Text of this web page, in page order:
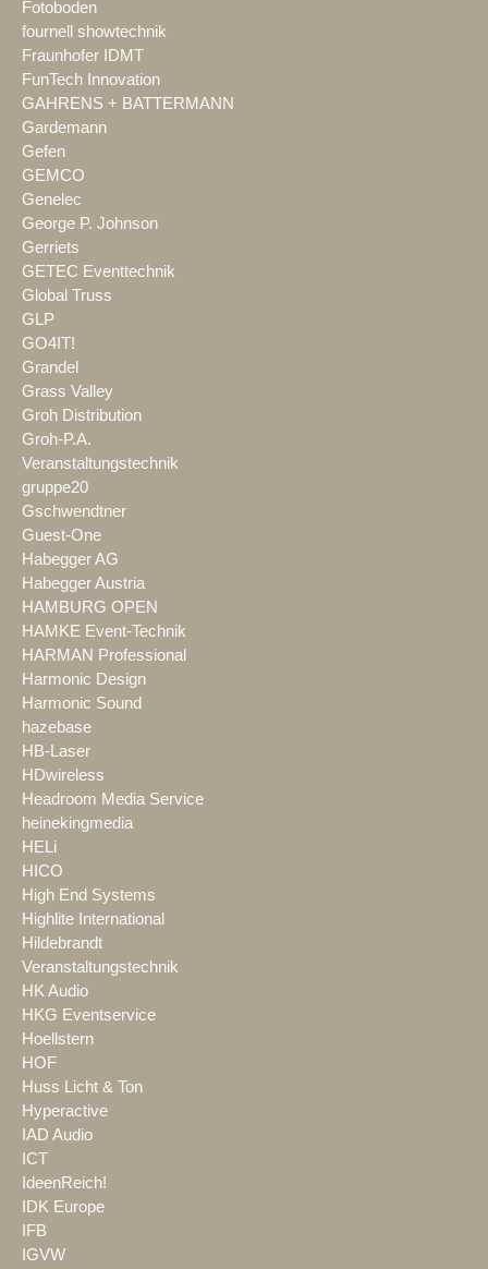
Fotoboden
fournell showtechnik
Fraunhofer IDMT
FunTech Innovation
GAHRENS + BATTERMANN
Gardemann
Gefen
GEMCO
Genelec
George P. Johnson
Gerriets
GETEC Eventtechnik
Global Truss
GLP
GO4IT!
Grandel
Grass Valley
Groh Distribution
Groh-P.A.
Veranstaltungstechnik
gruppe20
Gschwendtner
Guest-One
Habegger AG
Habegger Austria
HAMBURG OPEN
HAMKE Event-Technik
HARMAN Professional
Harmonic Design
Harmonic Sound
hazebase
HB-Laser
HDwireless
Headroom Media Service
heinekingmedia
HELi
HICO
High End Systems
Highlite International
Hildebrandt
Veranstaltungstechnik
HK Audio
HKG Eventservice
Hoellstern
HOF
Huss Licht & Ton
Hyperactive
IAD Audio
ICT
IdeenReich!
IDK Europe
IFB
IGVW